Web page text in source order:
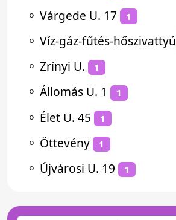
⚬ Várgede U. 17 1
⚬ Víz-gáz-fűtés-hőszivattyú
⚬ Zrínyi U. 1
⚬ Állomás U. 1 1
⚬ Élet U. 45 1
⚬ Öttevény 1
⚬ Újvárosi U. 19 1